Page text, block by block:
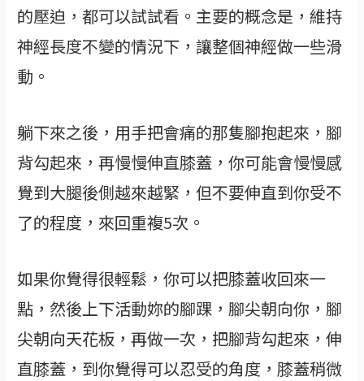
的壓迫，都可以試試看。主要的概念是，維持
神經長度不變的情況下，讓整個神經做一些滑
動。
躺下來之後，用手把會痛的那隻腳抱起來，腳
背勾起來，再慢慢伸直膝蓋，你可能會慢慢感
覺到大腿後側越來越緊，但不要伸直到你受不
了的程度，來回重複5次。
如果你覺得很輕鬆，你可以把膝蓋收回來一
點，然後上下活動妳的腳踝，腳尖朝向你，腳
尖朝向天花板，再做一次，把腳背勾起來，伸
直膝蓋，到你覺得可以忍受的角度，膝蓋稍微